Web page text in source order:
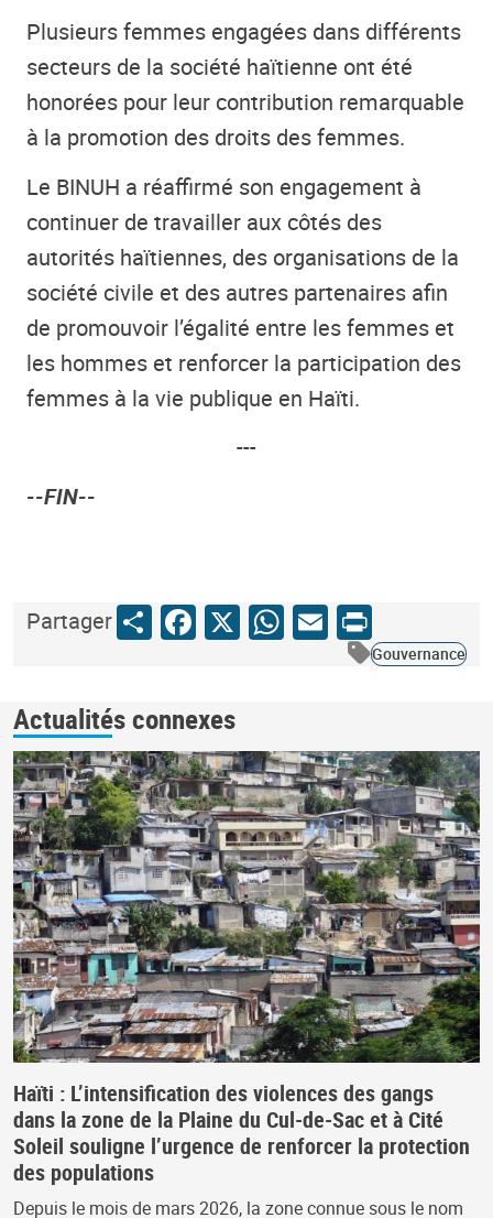
Plusieurs femmes engagées dans différents
secteurs de la société haïtienne ont été
honorées pour leur contribution remarquable
à la promotion des droits des femmes.
Le BINUH a réaffirmé son engagement à
continuer de travailler aux côtés des
autorités haïtiennes, des organisations de la
société civile et des autres partenaires afin
de promouvoir l’égalité entre les femmes et
les hommes et renforcer la participation des
femmes à la vie publique en Haïti.
---
--FIN--
PartagerShareFacebook
X WhatsApp
Email
Print
Gouvernance
Actualités connexes
Haïti : L’intensification des violences des gangs
dans la zone de la Plaine du Cul-de-Sac et à Cité
Soleil souligne l’urgence de renforcer la protection
des populations
Depuis le mois de mars 2026, la zone connue sous le nom